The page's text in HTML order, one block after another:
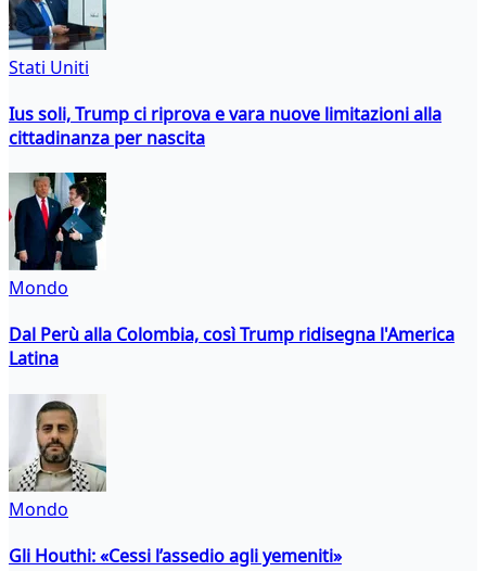
Stati Uniti
Ius soli, Trump ci riprova e vara nuove limitazioni alla
cittadinanza per nascita
Mondo
Dal Perù alla Colombia, così Trump ridisegna l'America
Latina
Mondo
Gli Houthi: «Cessi l’assedio agli yemeniti»